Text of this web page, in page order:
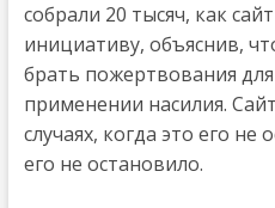
собрали 20 тысяч, как
инициативу, объяснив,
брать пожертвования
применении насилия.
случаях, когда это его не
его не остановило.